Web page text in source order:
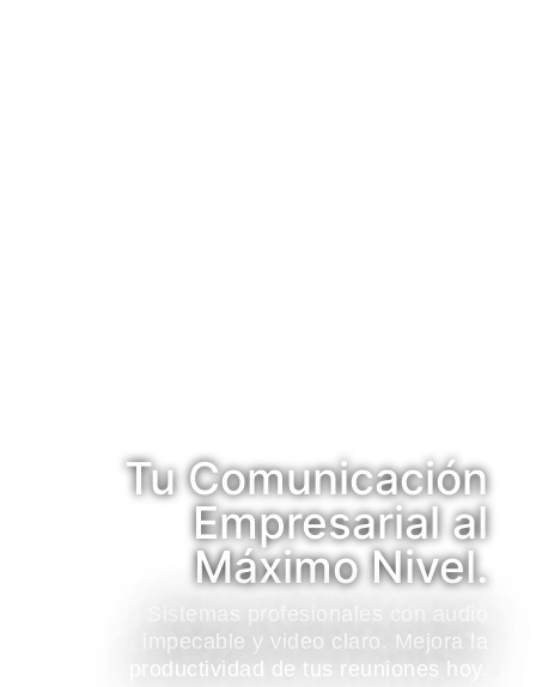
Tu Comunicación
Empresarial al
Máximo Nivel.
Sistemas profesionales con audio
impecable y video claro. Mejora la
productividad de tus reuniones hoy.